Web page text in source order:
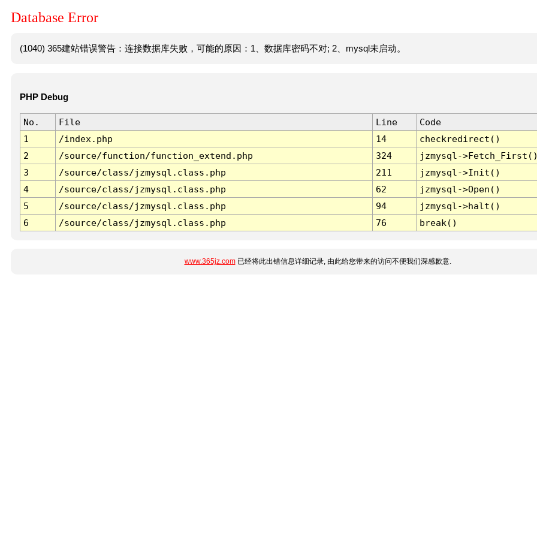
Database Error
(1040) 365建站错误警告：连接数据库失败，可能的原因：1、数据库密码不对; 2、mysql未启动。
PHP Debug
No. File Line
Code
1
/index.php 14
checkredirect()
2
/source/function/function_extend.php 324
jzmysql-
3
/source/class/jzmysql.class.php 211
jzmysql->Init()
4
/source/class/jzmysql.class.php 62
jzmysql->Open()
5
/source/class/jzmysql.class.php 94
jzmysql->halt()
6
/source/class/jzmysql.class.php 76 break()
www.365jz.com已经将此出错信息详细记录, 由此给您带来的访问不便我们深感歉意.